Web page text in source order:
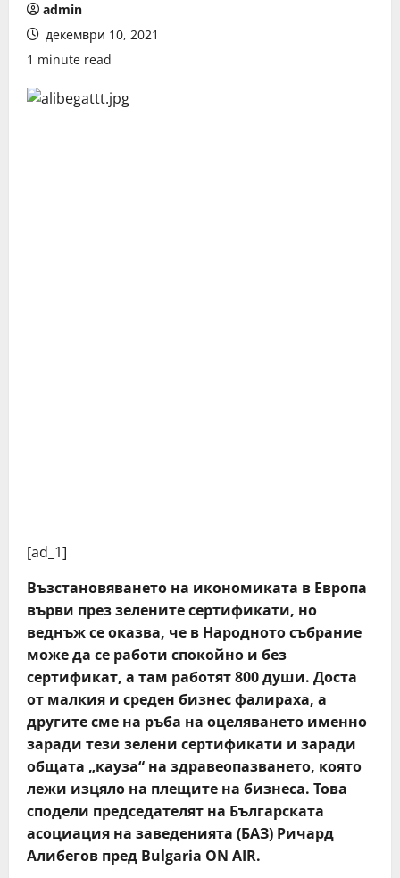
admin
декември 10, 2021
1 minute read
[ad_1]
Възстановяването на икономиката в Европа
върви през зелените сертификати, но
веднъж се оказва, че в Народното събрание
може да се работи спокойно и без
сертификат, а там работят 800 души. Доста
от малкия и среден бизнес фалираха, а
другите сме на ръба на оцеляването именно
заради тези зелени сертификати и заради
общата „кауза“ на здравеопазването, която
лежи изцяло на плещите на бизнеса. Това
сподели председателят на Българската
асоциация на заведенията (БАЗ) Ричард
Алибегов пред Bulgaria ON AIR.